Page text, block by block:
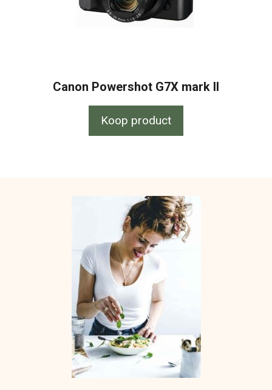
Canon Powershot G7X mark II
Koop product